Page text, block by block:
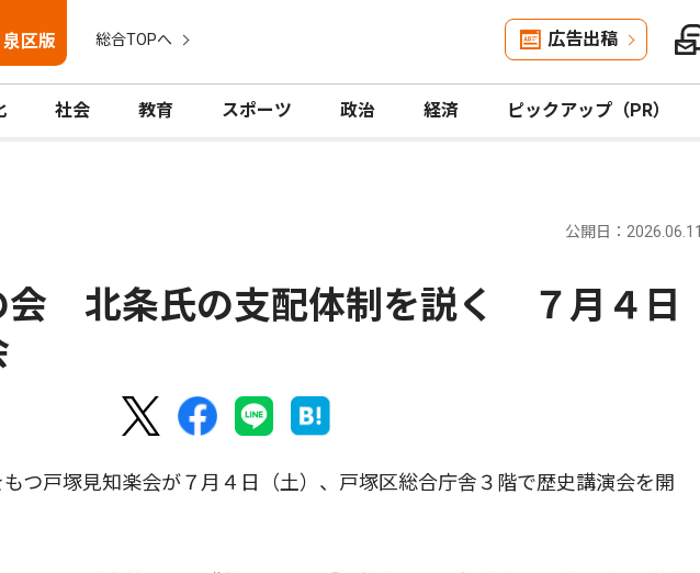
区版 総合TOPへ 広告出稿
社会 教育 スポーツ 政治 経済 ピックアップ（PR）
公開日：2026.06.11
会 北条氏の支配体制を説く ７月４日
つ戸塚見知楽会が７月４日（土）、戸塚区総合庁舎３階で歴史講演会を開